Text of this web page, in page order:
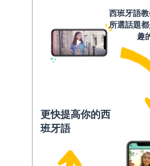
西班牙語教
所選話題
趣
更快提高你的西
班牙語